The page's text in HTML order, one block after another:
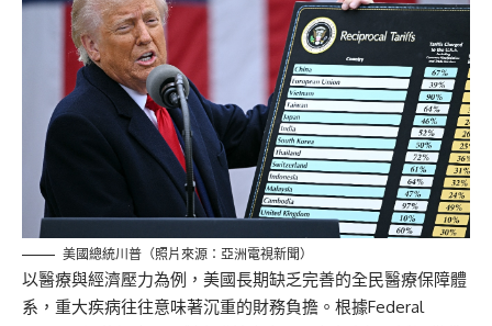
美國總統川普（照片來源：亞洲電視新聞）
以醫療與經濟壓力為例，美國長期缺乏完善的全民醫療保障體
系，重大疾病往往意味著沉重的財務負擔。根據Federal